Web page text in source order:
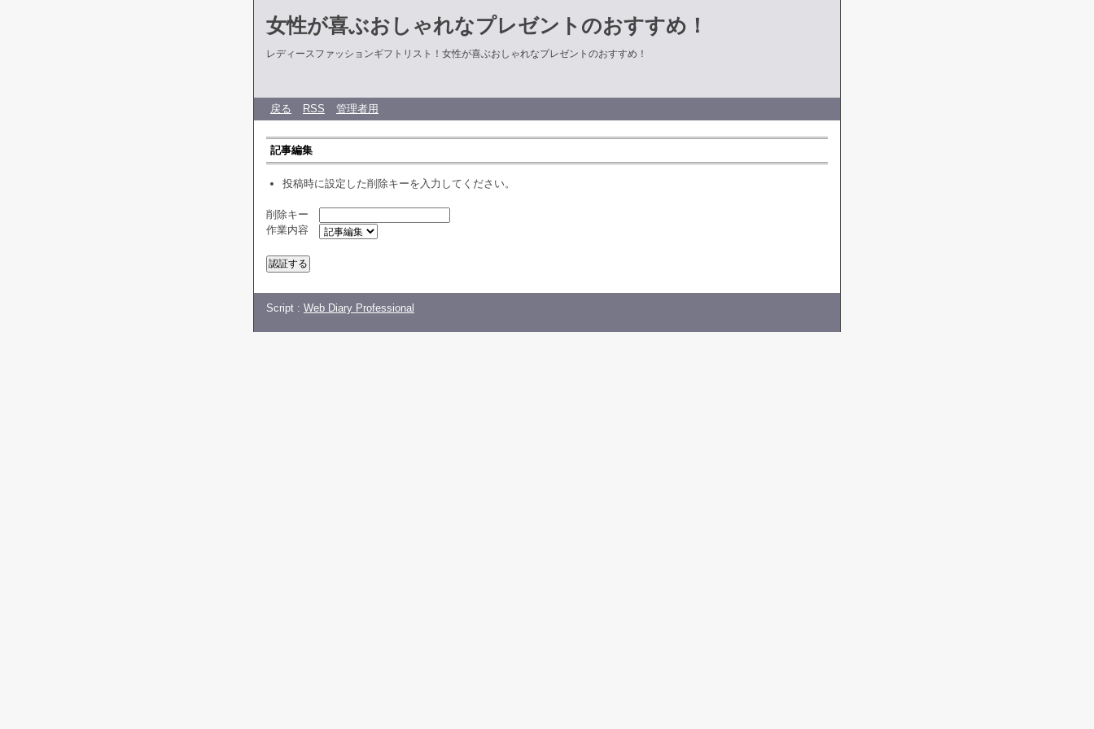
女性が喜ぶおしゃれなプレゼントのおすすめ！
レディースファッションギフトリスト！女性が喜ぶおしゃれなプレゼントのおすすめ！
戻る RSS 管理者用
記事編集
投稿時に設定した削除キーを入力してください。
削除キー
作業内容
Script : Web Diary Professional